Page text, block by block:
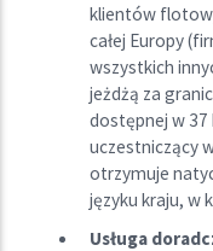
klientów
całej Europy
wszystkich
jeżdżą za
dostępnej w 37
uczestniczący
otrzymuje
języku kraju, w
Usługa